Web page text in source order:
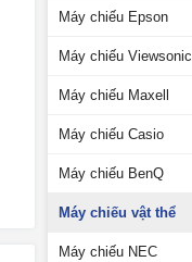
Máy chiếu Epson
Máy chiếu Viewsonic
Máy chiếu Maxell
Máy chiếu Casio
Máy chiếu BenQ
Máy chiếu vật thể
Máy chiếu NEC